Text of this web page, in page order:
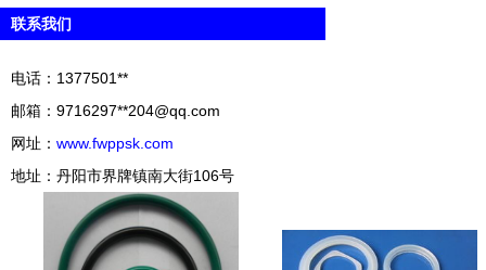
联系我们
电话：1377501**
邮箱：9716297**204@qq.com
网址： www.fwppsk.com
地址：丹阳市界牌镇南大街106号